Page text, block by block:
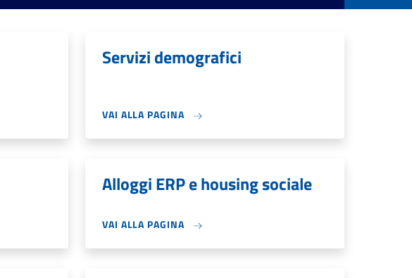
Servizi demografici
VAI ALLA PAGINA
Alloggi ERP e housing sociale
VAI ALLA PAGINA